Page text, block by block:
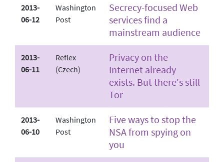
2013-
06-12
Washington
Post
Secrecy-focused Web
services find a
mainstream audience
2013-
06-11
Reflex
(Czech)
Privacy on the
Internet already
exists. But there's still
Tor
2013-
06-10
Washington
Post
Five ways to stop the
NSA from spying on
you